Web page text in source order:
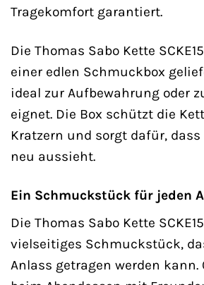
Tragekomfort garantiert.
Die Thomas Sabo Kette
einer edlen Schmuckbox
ideal zur Aufbewahrung oder
eignet. Die Box schützt die
Kratzern und sorgt dafür,
neu aussieht.
Ein Schmuckstück für jeden
Die Thomas Sabo Kette
vielseitiges Schmuckstück,
Anlass getragen werden kann.